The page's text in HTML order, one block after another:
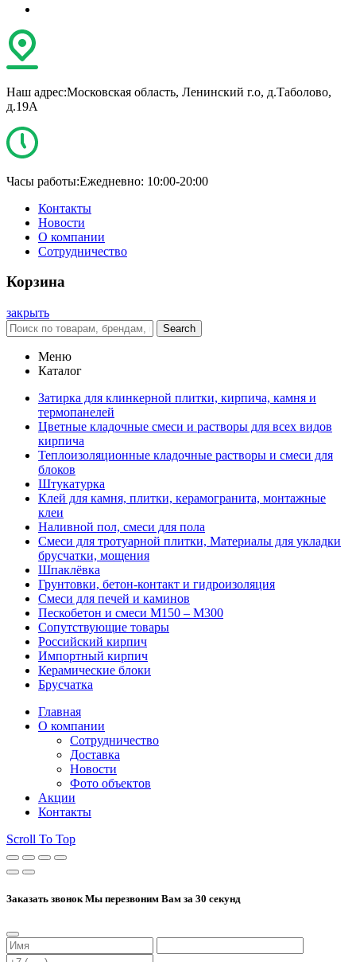
Наш адрес:Московская область, Ленинский г.о, д.Таболово,
д.19А
Часы работы:Ежедневно: 10:00-20:00
Контакты
Новости
О компании
Сотрудничество
Корзина
закрыть
Search
Меню
Каталог
Затирка для клинкерной плитки, кирпича, камня и
термопанелей
Цветные кладочные смеси и растворы для всех видов
кирпича
Теплоизоляционные кладочные растворы и смеси для
блоков
Штукатурка
Клей для камня, плитки, керамогранита, монтажные
клеи
Наливной пол, смеси для пола
Смеси для тротуарной плитки, Материалы для укладки
брусчатки, мощения
Шпаклёвка
Грунтовки, бетон-контакт и гидроизоляция
Смеси для печей и каминов
Пескобетон и смеси М150 – М300
Сопутствующие товары
Российский кирпич
Импортный кирпич
Керамические блоки
Брусчатка
Главная
О компании
Сотрудничество
Доставка
Новости
Фото объектов
Акции
Контакты
Scroll To Top
Заказать звонокМы перезвоним Вам за 30 секунд